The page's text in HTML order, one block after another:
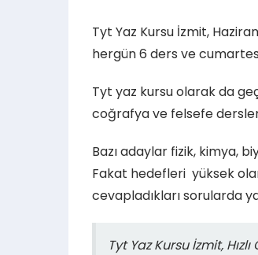
Tyt Yaz Kursu İzmit,
hergün 6 ders ve
Tyt yaz kursu olarak da
coğrafya ve felsefe
Bazı adaylar fizik, kimya,
Fakat hedefleri yüksek
cevapladıkları sorularda
Tyt Yaz Kursu İzmit,